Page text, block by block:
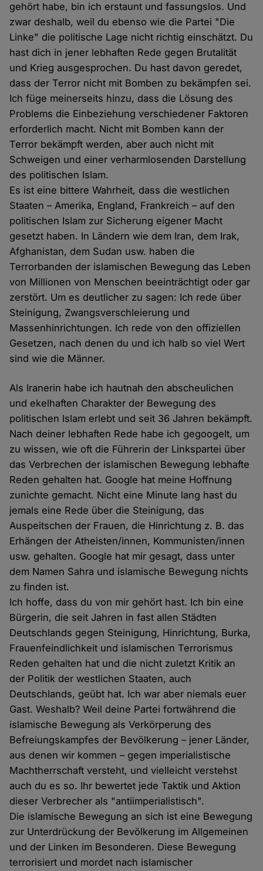
gehört habe, bin ich erstaunt und fassungslos. Und
zwar deshalb, weil du ebenso wie die Partei "Die
Linke" die politische Lage nicht richtig einschätzt. Du
hast dich in jener lebhaften Rede gegen Brutalität
und Krieg ausgesprochen. Du hast davon geredet,
dass der Terror nicht mit Bomben zu bekämpfen sei.
Ich füge meinerseits hinzu, dass die Lösung des
Problems die Einbeziehung verschiedener Faktoren
erforderlich macht. Nicht mit Bomben kann der
Terror bekämpft werden, aber auch nicht mit
Schweigen und einer verharmlosenden Darstellung
des politischen Islam.
Es ist eine bittere Wahrheit, dass die westlichen
Staaten – Amerika, England, Frankreich – auf den
politischen Islam zur Sicherung eigener Macht
gesetzt haben. In Ländern wie dem Iran, dem Irak,
Afghanistan, dem Sudan usw. haben die
Terrorbanden der islamischen Bewegung das Leben
von Millionen von Menschen beeinträchtigt oder gar
zerstört. Um es deutlicher zu sagen: Ich rede über
Steinigung, Zwangsverschleierung und
Massenhinrichtungen. Ich rede von den offiziellen
Gesetzen, nach denen du und ich halb so viel Wert
sind wie die Männer.
Als Iranerin habe ich hautnah den abscheulichen
und ekelhaften Charakter der Bewegung des
politischen Islam erlebt und seit 36 Jahren bekämpft.
Nach deiner lebhaften Rede habe ich gegoogelt, um
zu wissen, wie oft die Führerin der Linkspartei über
das Verbrechen der islamischen Bewegung lebhafte
Reden gehalten hat. Google hat meine Hoffnung
zunichte gemacht. Nicht eine Minute lang hast du
jemals eine Rede über die Steinigung, das
Auspeitschen der Frauen, die Hinrichtung z. B. das
Erhängen der Atheisten/innen, Kommunisten/innen
usw. gehalten. Google hat mir gesagt, dass unter
dem Namen Sahra und islamische Bewegung nichts
zu finden ist.
Ich hoffe, dass du von mir gehört hast. Ich bin eine
Bürgerin, die seit Jahren in fast allen Städten
Deutschlands gegen Steinigung, Hinrichtung, Burka,
Frauenfeindlichkeit und islamischen Terrorismus
Reden gehalten hat und die nicht zuletzt Kritik an
der Politik der westlichen Staaten, auch
Deutschlands, geübt hat. Ich war aber niemals euer
Gast. Weshalb? Weil deine Partei fortwährend die
islamische Bewegung als Verkörperung des
Befreiungskampfes der Bevölkerung – jener Länder,
aus denen wir kommen – gegen imperialistische
Machtherrschaft versteht, und vielleicht verstehst
auch du es so. Ihr bewertet jede Taktik und Aktion
dieser Verbrecher als "antiimperialistisch".
Die islamische Bewegung an sich ist eine Bewegung
zur Unterdrückung der Bevölkerung im Allgemeinen
und der Linken im Besonderen. Diese Bewegung
terrorisiert und mordet nach islamischer